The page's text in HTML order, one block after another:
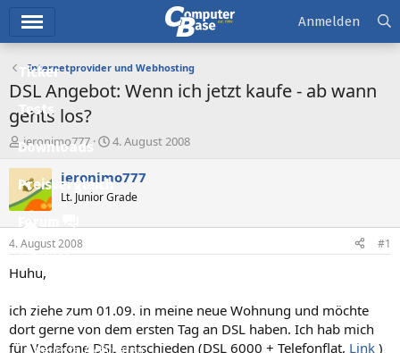
Ticker
Tests
Downloads
Preisvergleich
Forum
Aktuelles
Neue Beiträge
Anmelden
Internetprovider und Webhosting
DSL Angebot: Wenn ich jetzt kaufe - ab wann
gehts los?
E
r
s
t
e
l
e
r
jeronimo777
E
s
e
t
4. August 2008
jeronimo777
Lt. Junior Grade
4. August 2008 #1
Huhu,
ich ziehe zum 01.09. in meine neue Wohnung und möchte
dort gerne von dem ersten Tag an DSL haben. Ich hab mich
für Vodafone DSL entschieden (DSL 6000 + Telefonflat, Link )